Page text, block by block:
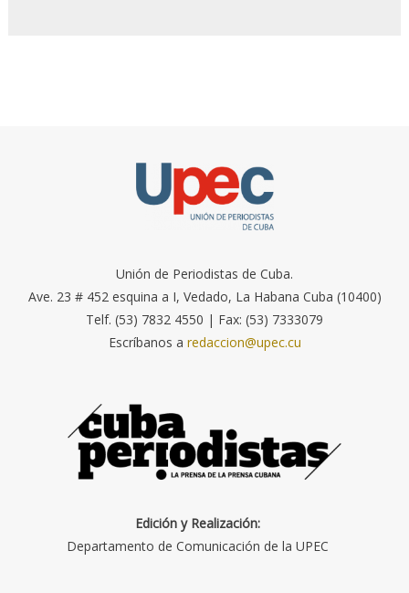
Unión de Periodistas de Cuba.
Ave. 23 # 452 esquina a I, Vedado, La Habana Cuba (10400)
Telf. (53) 7832 4550 | Fax: (53) 7333079
Escríbanos a redaccion@upec.cu
Edición y Realización:
Departamento de Comunicación de la UPEC